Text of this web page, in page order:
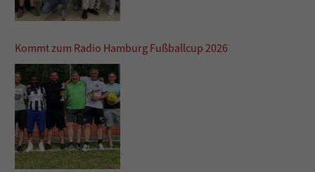
Kommt zum Radio Hamburg Fußballcup 2026